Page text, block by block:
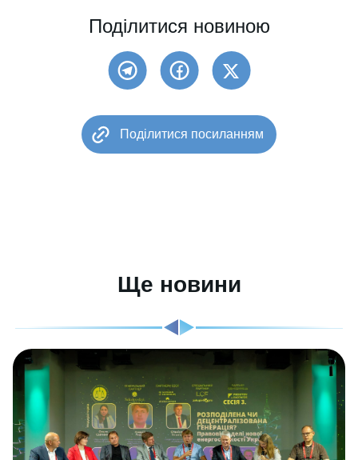
Поділитися новиною
Поділитися посиланням
Ще новини